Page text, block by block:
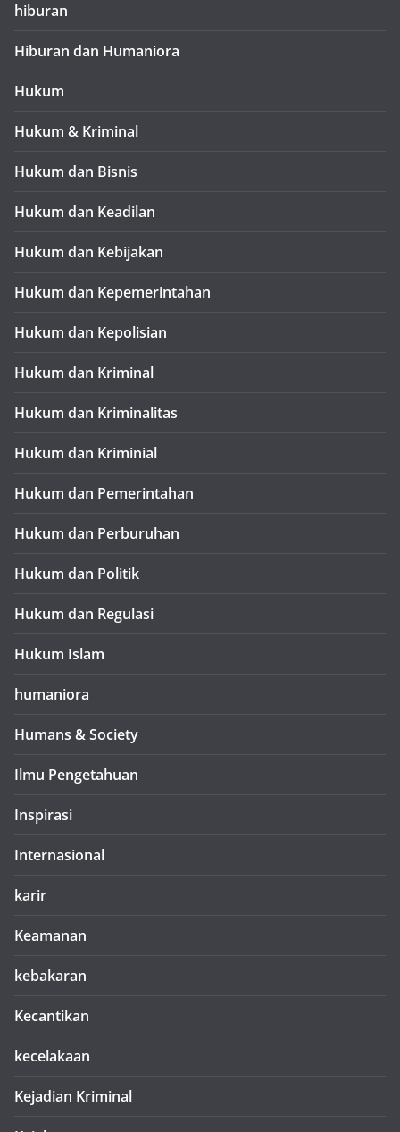
hiburan
Hiburan dan Humaniora
Hukum
Hukum & Kriminal
Hukum dan Bisnis
Hukum dan Keadilan
Hukum dan Kebijakan
Hukum dan Kepemerintahan
Hukum dan Kepolisian
Hukum dan Kriminal
Hukum dan Kriminalitas
Hukum dan Kriminial
Hukum dan Pemerintahan
Hukum dan Perburuhan
Hukum dan Politik
Hukum dan Regulasi
Hukum Islam
humaniora
Humans & Society
Ilmu Pengetahuan
Inspirasi
Internasional
karir
Keamanan
kebakaran
Kecantikan
kecelakaan
Kejadian Kriminal